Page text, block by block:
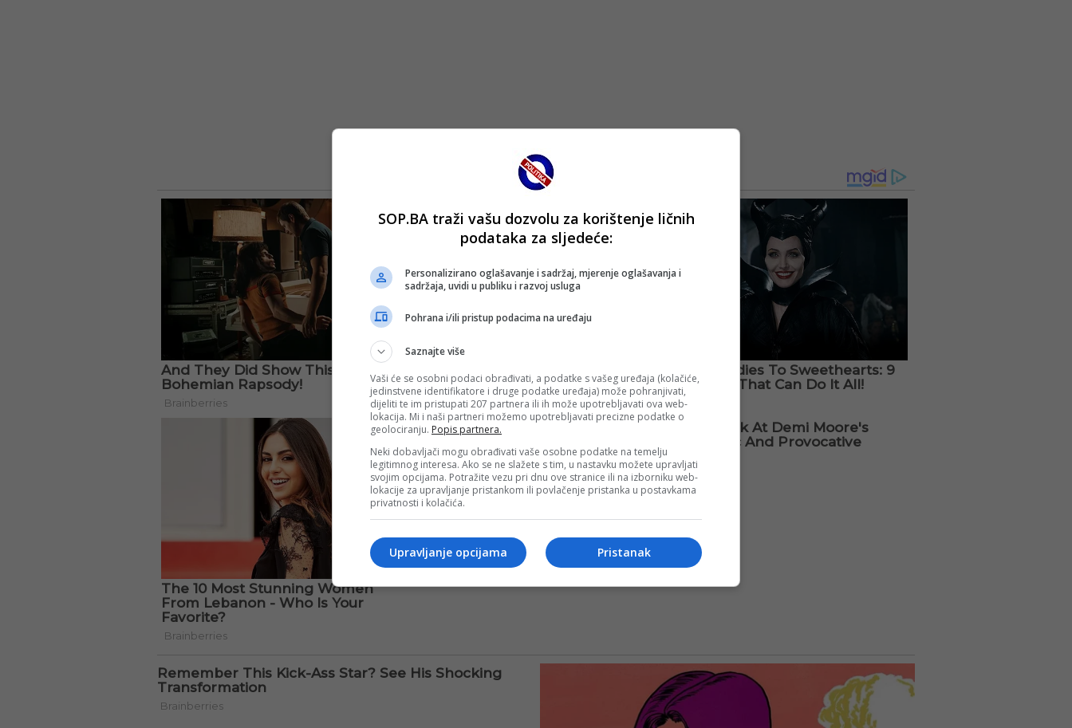
SOP.BA traži vašu dozvolu za korištenje ličnih
podataka za sljedeće:
Personalizirano oglašavanje i sadržaj, mjerenje oglašavanja i
sadržaja, uvidi u publiku i razvoj usluga
Pohrana i/ili pristup podacima na uređaju
Saznajte više
Vaši će se osobni podaci obrađivati, a podatke s vašeg uređaja (kolačiće,
jedinstvene identifikatore i druge podatke uređaja) može pohranjivati,
dijeliti te im pristupati 207 partnera ili ih može upotrebljavati ova web-
lokacija. Mi i naši partneri možemo upotrebljavati precizne podatke o
geolociranju. Popis partnera.
Neki dobavljači mogu obrađivati vaše osobne podatke na temelju
legitimnog interesa. Ako se ne slažete s tim, u nastavku možete upravljati
svojim opcijama. Potražite vezu pri dnu ove stranice ili na izborniku web-
lokacije za upravljanje pristankom ili povlačenje pristanka u postavkama
privatnosti i kolačića.
Pristanak
Upravljanje opcijama